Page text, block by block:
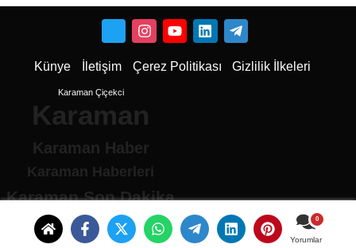
Yorumlar
Künye İletişim Çerez Politikası Gizlilik İlkeleri
Karaman Çiçekci
Karaman
Karaman Haber
Karaman Haberleri
Karaman Son Dakika
Karaman son dakika Haberleri
Karamandan haberler